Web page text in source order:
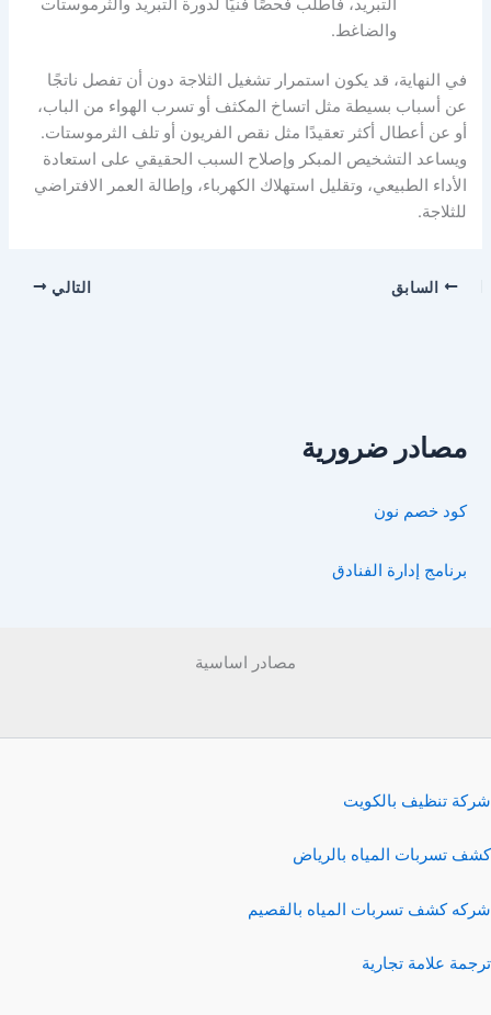
والضاغط.
في النهاية، قد يكون استمرار تشغيل الثلاجة دون أن تفصل ناتجًا
عن أسباب بسيطة مثل اتساخ المكثف أو تسرب الهواء من الباب،
أو عن أعطال أكثر تعقيدًا مثل نقص الفريون أو تلف الثرموستات.
ويساعد التشخيص المبكر وإصلاح السبب الحقيقي على استعادة
الأداء الطبيعي، وتقليل استهلاك الكهرباء، وإطالة العمر الافتراضي
للثلاجة.
السابق التالي
مصادر ضرورية
كود خصم نون
برنامج إدارة الفنادق
مصادر اساسية
شركة تنظيف بالكويت
كشف تسربات المياه بالرياض
شركه كشف تسربات المياه بالقصيم
ترجمة علامة تجارية